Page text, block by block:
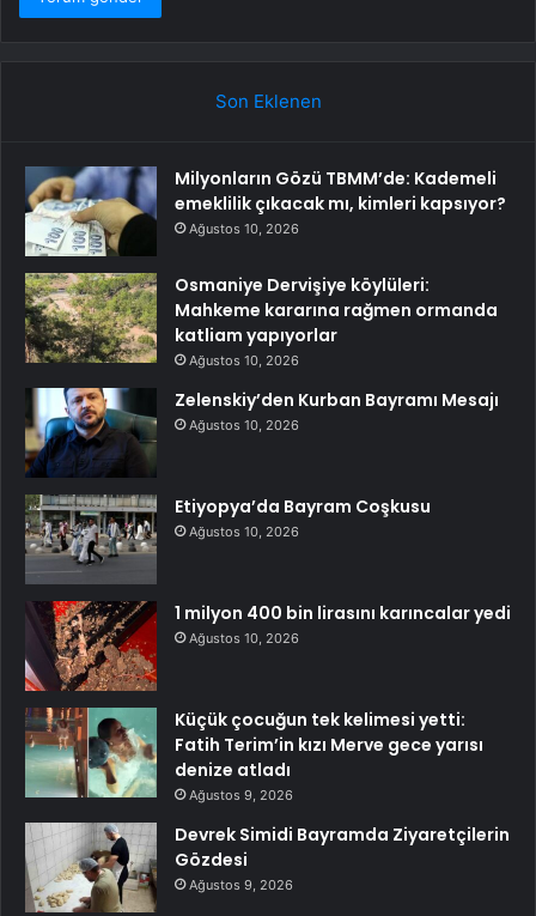
Son Eklenen
Milyonların Gözü TBMM’de: Kademeli
emeklilik çıkacak mı, kimleri kapsıyor?
Ağustos 10, 2026
Osmaniye Dervişiye köylüleri:
Mahkeme kararına rağmen ormanda
katliam yapıyorlar
Ağustos 10, 2026
Zelenskiy’den Kurban Bayramı Mesajı
Ağustos 10, 2026
Etiyopya’da Bayram Coşkusu
Ağustos 10, 2026
1 milyon 400 bin lirasını karıncalar yedi
Ağustos 10, 2026
Küçük çocuğun tek kelimesi yetti:
Fatih Terim’in kızı Merve gece yarısı
denize atladı
Ağustos 9, 2026
Devrek Simidi Bayramda Ziyaretçilerin
Gözdesi
Ağustos 9, 2026